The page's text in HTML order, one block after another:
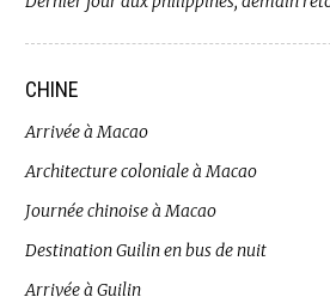
CHINE
Arrivée à Macao
Architecture coloniale à Macao
Journée chinoise à Macao
Destination Guilin en bus de nuit
Arrivée à Guilin